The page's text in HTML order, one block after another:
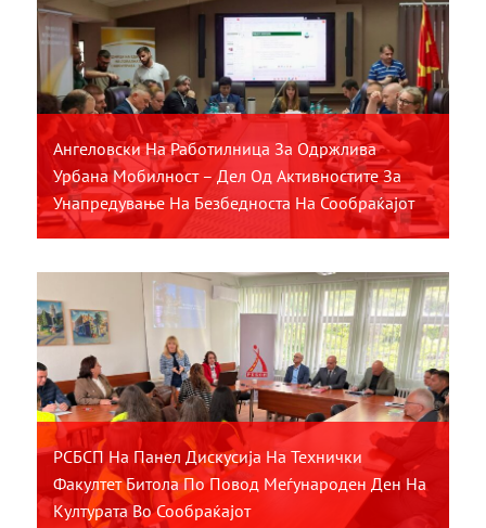
Ангеловски На Работилница За Одржлива
Урбана Мобилност – Дел Од Активностите За
Унапредување На Безбедноста На Сообраќајот
РСБСП На Панел Дискусија На Технички
Факултет Битола По Повод Меѓународен Ден На
Културата Во Сообраќајот